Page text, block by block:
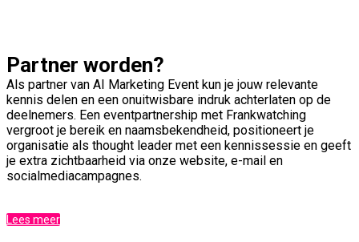
Partner worden?
Als partner van AI Marketing Event kun je jouw relevante
kennis delen en een onuitwisbare indruk achterlaten op de
deelnemers. Een eventpartnership met Frankwatching
vergroot je bereik en naamsbekendheid, positioneert je
organisatie als thought leader met een kennissessie en geeft
je extra zichtbaarheid via onze website, e-mail en
socialmedia­campagnes.
Lees meer